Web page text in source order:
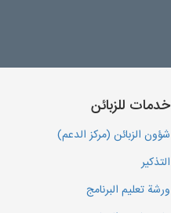
خدمات للزبائن
شؤون الزبائن (مركز الدعم)
التذكير
ورشة تعليم البرنامج